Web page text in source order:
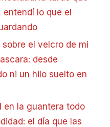
entendí lo que el
el velcro de mi
desde
ni un hilo suelto en
en la guantera todo
el día que las